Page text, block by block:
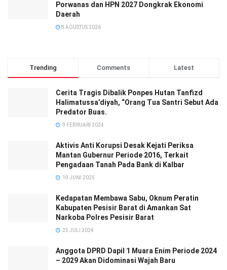
Porwanas dan HPN 2027 Dongkrak Ekonomi
Daerah
8 AGUSTUS 2026
Trending Comments Latest
Cerita Tragis Dibalik Ponpes Hutan Tanfizd
Halimatussa’diyah, “Orang Tua Santri Sebut Ada
Predator Buas.
9 FEBRUARI 2024
Aktivis Anti Korupsi Desak Kejati Periksa
Mantan Gubernur Periode 2016, Terkait
Pengadaan Tanah Pada Bank di Kalbar
19 JUNI 2025
Kedapatan Membawa Sabu, Oknum Peratin
Kabupaten Pesisir Barat di Amankan Sat
Narkoba Polres Pesisir Barat
25 JULI 2024
Anggota DPRD Dapil 1 Muara Enim Periode 2024
– 2029 Akan Didominasi Wajah Baru